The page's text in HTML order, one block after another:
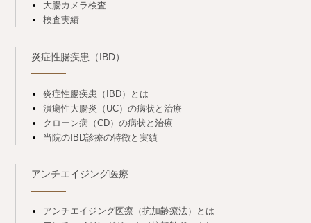
大腸カメラ検査
検査実績
炎症性腸疾患（IBD）
炎症性腸疾患（IBD）とは
潰瘍性大腸炎（UC）の病状と治療
クローン病（CD）の病状と治療
当院のIBD診療の特徴と実績
アンチエイジング医療
アンチエイジング医療（抗加齢療法）とは